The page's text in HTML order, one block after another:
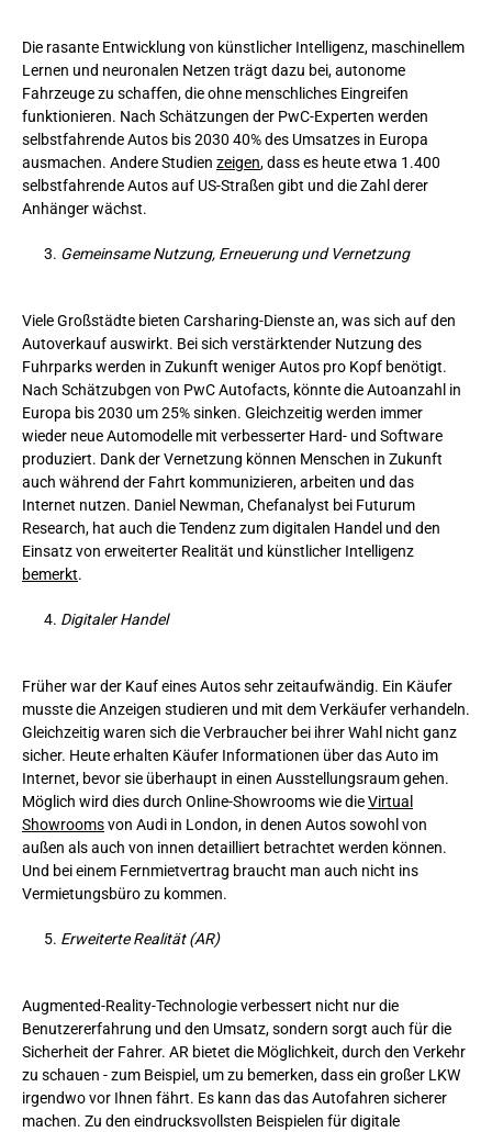
Die rasante Entwicklung von künstlicher Intelligenz, maschinellem
Lernen und neuronalen Netzen trägt dazu bei, autonome
Fahrzeuge zu schaffen, die ohne menschliches Eingreifen
funktionieren. Nach Schätzungen der PwC-Experten werden
selbstfahrende Autos bis 2030 40% des Umsatzes in Europa
ausmachen. Andere Studien zeigen, dass es heute etwa 1.400
selbstfahrende Autos auf US-Straßen gibt und die Zahl derer
Anhänger wächst.
Gemeinsame Nutzung, Erneuerung und Vernetzung
Viele Großstädte bieten Carsharing-Dienste an, was sich auf den
Autoverkauf auswirkt. Bei sich verstärktender Nutzung des
Fuhrparks werden in Zukunft weniger Autos pro Kopf benötigt.
Nach Schätzubgen von PwC Autofacts, könnte die Autoanzahl in
Europa bis 2030 um 25% sinken. Gleichzeitig werden immer
wieder neue Automodelle mit verbesserter Hard- und Software
produziert. Dank der Vernetzung können Menschen in Zukunft
auch während der Fahrt kommunizieren, arbeiten und das
Internet nutzen. Daniel Newman, Chefanalyst bei Futurum
Research, hat auch die Tendenz zum digitalen Handel und den
Einsatz von erweiterter Realität und künstlicher Intelligenz
bemerkt.
Digitaler Handel
Früher war der Kauf eines Autos sehr zeitaufwändig. Ein Käufer
musste die Anzeigen studieren und mit dem Verkäufer verhandeln.
Gleichzeitig waren sich die Verbraucher bei ihrer Wahl nicht ganz
sicher. Heute erhalten Käufer Informationen über das Auto im
Internet, bevor sie überhaupt in einen Ausstellungsraum gehen.
Möglich wird dies durch Online-Showrooms wie dieVirtual
Showroomsvon Audi in London, in denen Autos sowohl von
außen als auch von innen detailliert betrachtet werden können.
Und bei einem Fernmietvertrag braucht man auch nicht ins
Vermietungsbüro zu kommen.
Erweiterte Realität (AR)
Augmented-Reality-Technologie verbessert nicht nur die
Benutzererfahrung und den Umsatz, sondern sorgt auch für die
Sicherheit der Fahrer. AR bietet die Möglichkeit, durch den Verkehr
zu schauen - zum Beispiel, um zu bemerken, dass ein großer LKW
irgendwo vor Ihnen fährt. Es kann das das Autofahren sicherer
machen. Zu den eindrucksvollsten Beispielen für digitale